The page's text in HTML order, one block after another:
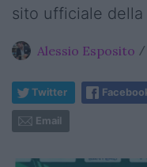
sito ufficiale della
Alessio Esposito /
Twitter
Email